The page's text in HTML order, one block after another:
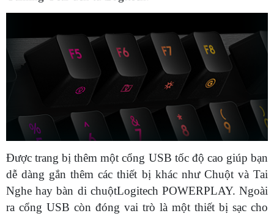
Được trang bị thêm một cổng USB tốc độ cao giúp bạn
dễ dàng gắn thêm các thiết bị khác như Chuột và Tai
Nghe hay bàn di chuộtLogitech POWERPLAY. Ngoài
ra cổng USB còn đóng vai trò là một thiết bị sạc cho